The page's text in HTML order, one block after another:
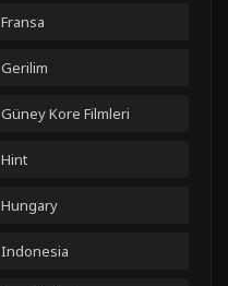
Fransa
Gerilim
Güney Kore Filmleri
Hint
Hungary
Indonesia